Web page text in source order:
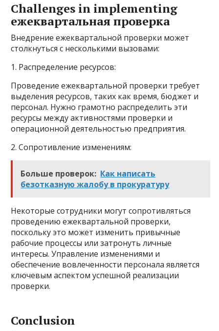
Challenges in implementing
ежеквартальная проверка
Внедрение ежеквартальной проверки может
столкнуться с несколькими вызовами:
1. Распределение ресурсов:
Проведение ежеквартальной проверки требует
выделения ресурсов, таких как время, бюджет и
персонал. Нужно грамотно распределить эти
ресурсы между активностями проверки и
операционной деятельностью предприятия.
2. Сопротивление изменениям:
Больше проверок: Как написать
безотказную жалобу в прокуратуру
Некоторые сотрудники могут сопротивляться
проведению ежеквартальной проверки,
поскольку это может изменить привычные
рабочие процессы или затронуть личные
интересы. Управление изменениями и
обеспечение вовлеченности персонала является
ключевым аспектом успешной реализации
проверки.
Conclusion